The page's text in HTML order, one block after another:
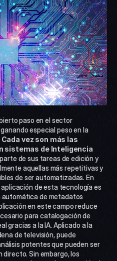
paso en el sector
especial peso en la
Cada vez son más las
sistemas de Inteligencia
de sus tareas de edición y
aquellas más repetitivas y
de ser automatizadas. En
de esta tecnología es
de metadatos
en este campo reduce
para catalogación de
gracias a la IA. Aplicado a la
de televisión, puede
potentes que pueden ser
Sin embargo, los